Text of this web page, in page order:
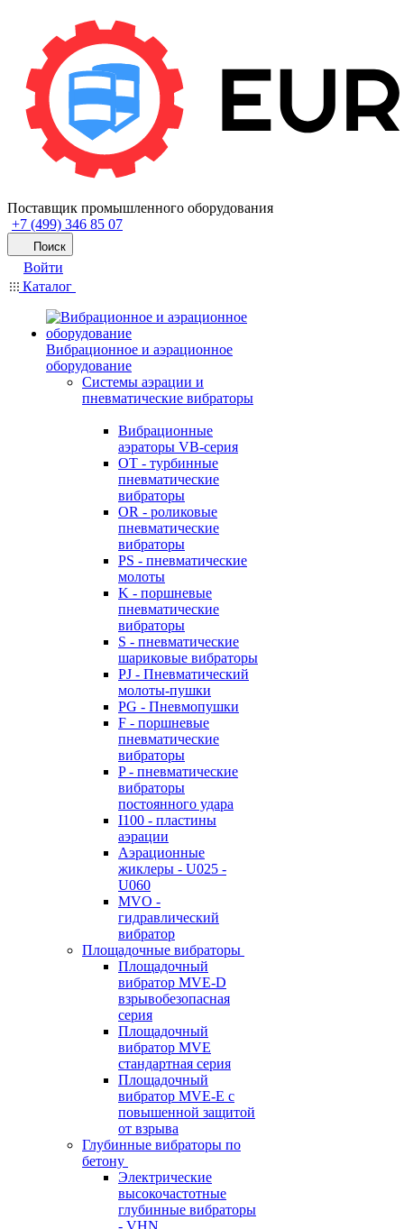
Поставщик промышленного оборудования
+7 (499) 346 85 07
Поиск
Войти
Каталог
Вибрационное и аэрационное
оборудование
Системы аэрации и
пневматические вибраторы
Вибрационные
аэраторы VB-серия
OT - турбинные
пневматические
вибраторы
OR - роликовые
пневматические
вибраторы
PS - пневматические
молоты
K - поршневые
пневматические
вибраторы
S - пневматические
шариковые вибраторы
PJ - Пневматический
молоты-пушки
PG - Пневмопушки
F - поршневые
пневматические
вибраторы
P - пневматические
вибраторы
постоянного удара
I100 - пластины
аэрации
Аэрационные
жиклеры - U025 -
U060
MVO -
гидравлический
вибратор
Площадочные вибраторы
Площадочный
вибратор MVE-D
взрывобезопасная
серия
Площадочный
вибратор MVE
стандартная серия
Площадочный
вибратор MVE-E с
повышенной защитой
от взрыва
Глубинные вибраторы по
бетону
Электрические
высокочастотные
глубинные вибраторы
- VHN